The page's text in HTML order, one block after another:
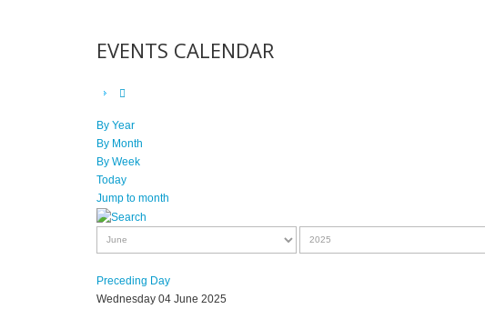
EVENTS CALENDAR
By Year
By Month
By Week
Today
Jump to month
Preceding Day
Wednesday 04 June 2025